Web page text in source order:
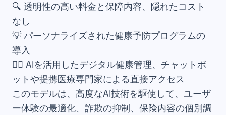
🔍 透明性の高い料金と保障内容、隠れたコスト
なし
💡 パーソナライズされた健康予防プログラムの
導入
🧑‍⚕️ AIを活用したデジタル健康管理、チャットボ
ットや提携医療専門家による直接アクセス
このモデルは、高度なAI技術を駆使して、ユーザ
ー体験の最適化、詐欺の抑制、保険内容の個別調